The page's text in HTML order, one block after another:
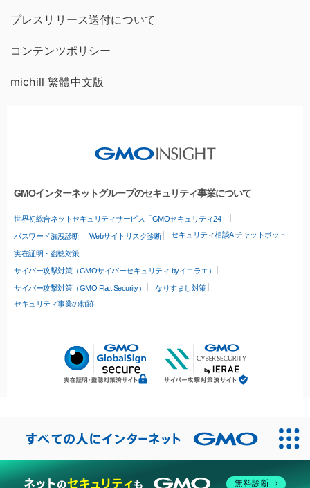
プレスリリース送付について
コンテンツポリシー
michill 繁體中文版
GMOインターネットグループのセキュリティ事業について
世界初総合ネットセキュリティサービス「GMOセキュリティ24」
パスワード漏洩診断 Webサイトリスク診断 セキュリティ相談AIチャットボット
実在証明・盗聴対策
サイバー攻撃対策（GMOサイバーセキュリティ byイエラエ）
サイバー攻撃対策（GMO Flatt Security）
なりすまし対策
セキュリティ事業の軌跡
無料診断